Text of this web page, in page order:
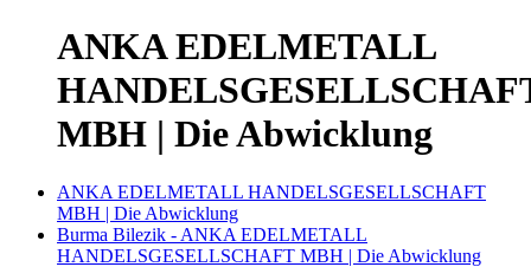
ANKA EDELMETALL
MBH | Die Abwicklung
ANKA EDELMETALL HANDELSGESELLSCHAFT
MBH | Die Abwicklung
Burma Bilezik - ANKA EDELMETALL
HANDELSGESELLSCHAFT MBH | Die Abwicklung